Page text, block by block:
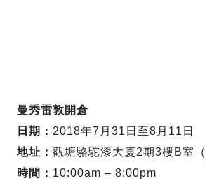
曼秀雷敦開倉
日期： 2018年7月31日至8月11日
地址： 觀塘駱駝漆大廈2期3樓B室（
時間： 10:00am – 8:00pm